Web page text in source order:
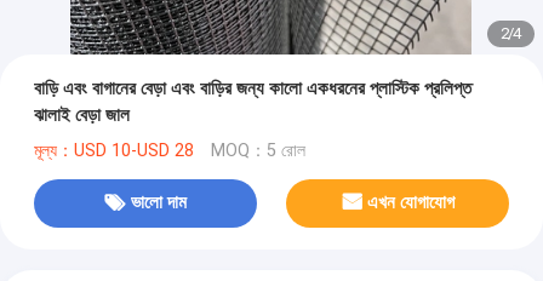
2/4
বাড়ি এবং বাগানের বেড়া এবং বাড়ির জন্য কালো একধরনের প্লাস্টিক প্রলিপ্ত
ঝালাই বেড়া জাল
মূল্য：USD 10-USD 28 MOQ：5 রোল
ভালো দাম এখন যোগাযোগ